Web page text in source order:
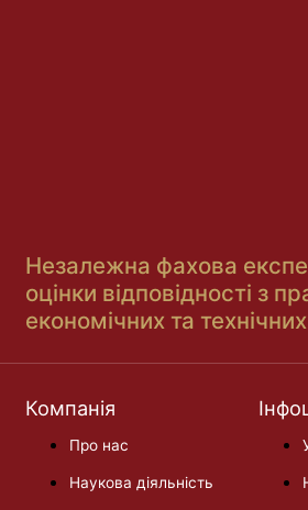
Незалежна фахова
оцінки відповідності з
економічних та
Компанія
Про нас
Наукова діяльність